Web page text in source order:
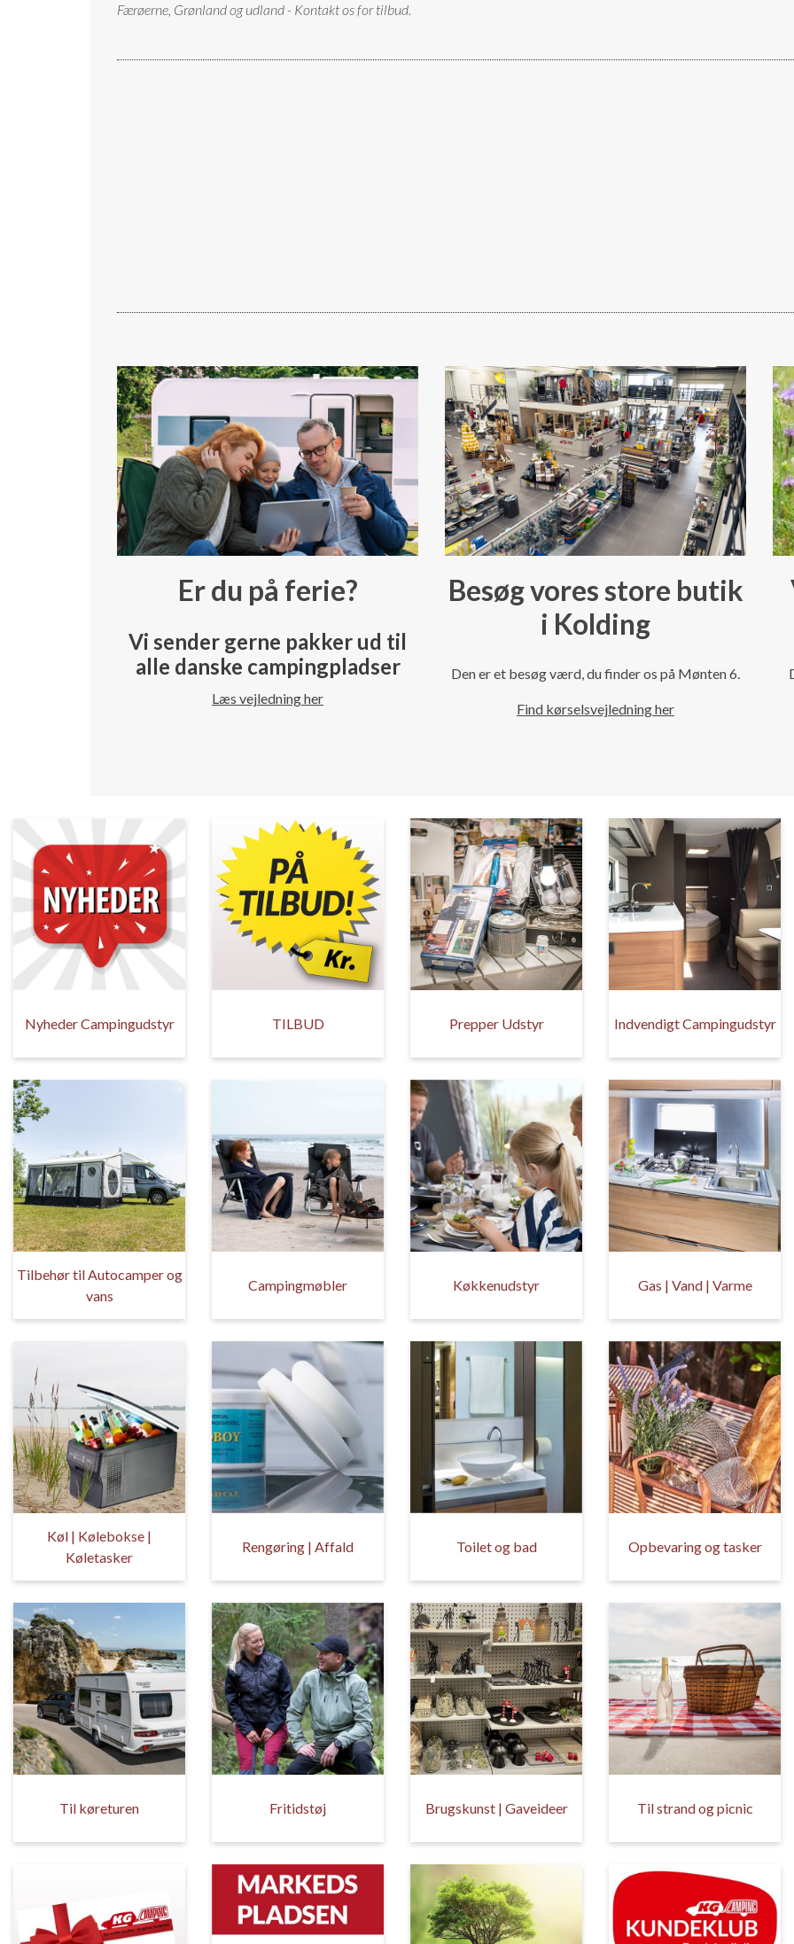
Færøerne, Grønland og udland - Kontakt os for tilbud.
Er du på ferie?
Vi sender gerne pakker ud til
alle danske campingpladser
Læs vejledning her
Besøg vores store butik
i Kolding
Den er et besøg værd, du finder os på Mønten 6.
Find kørselsvejledning her
Nyheder Campingudstyr TILBUD Prepper Udstyr Indvendigt Campingudstyr
Tilbehør til Autocamper og
vans
Campingmøbler Køkkenudstyr Gas | Vand | Varme
Køl | Kølebokse |
Køletasker
Rengøring | Affald Toilet og bad Opbevaring og tasker
Til køreturen Fritidstøj Brugskunst | Gaveideer Til strand og picnic